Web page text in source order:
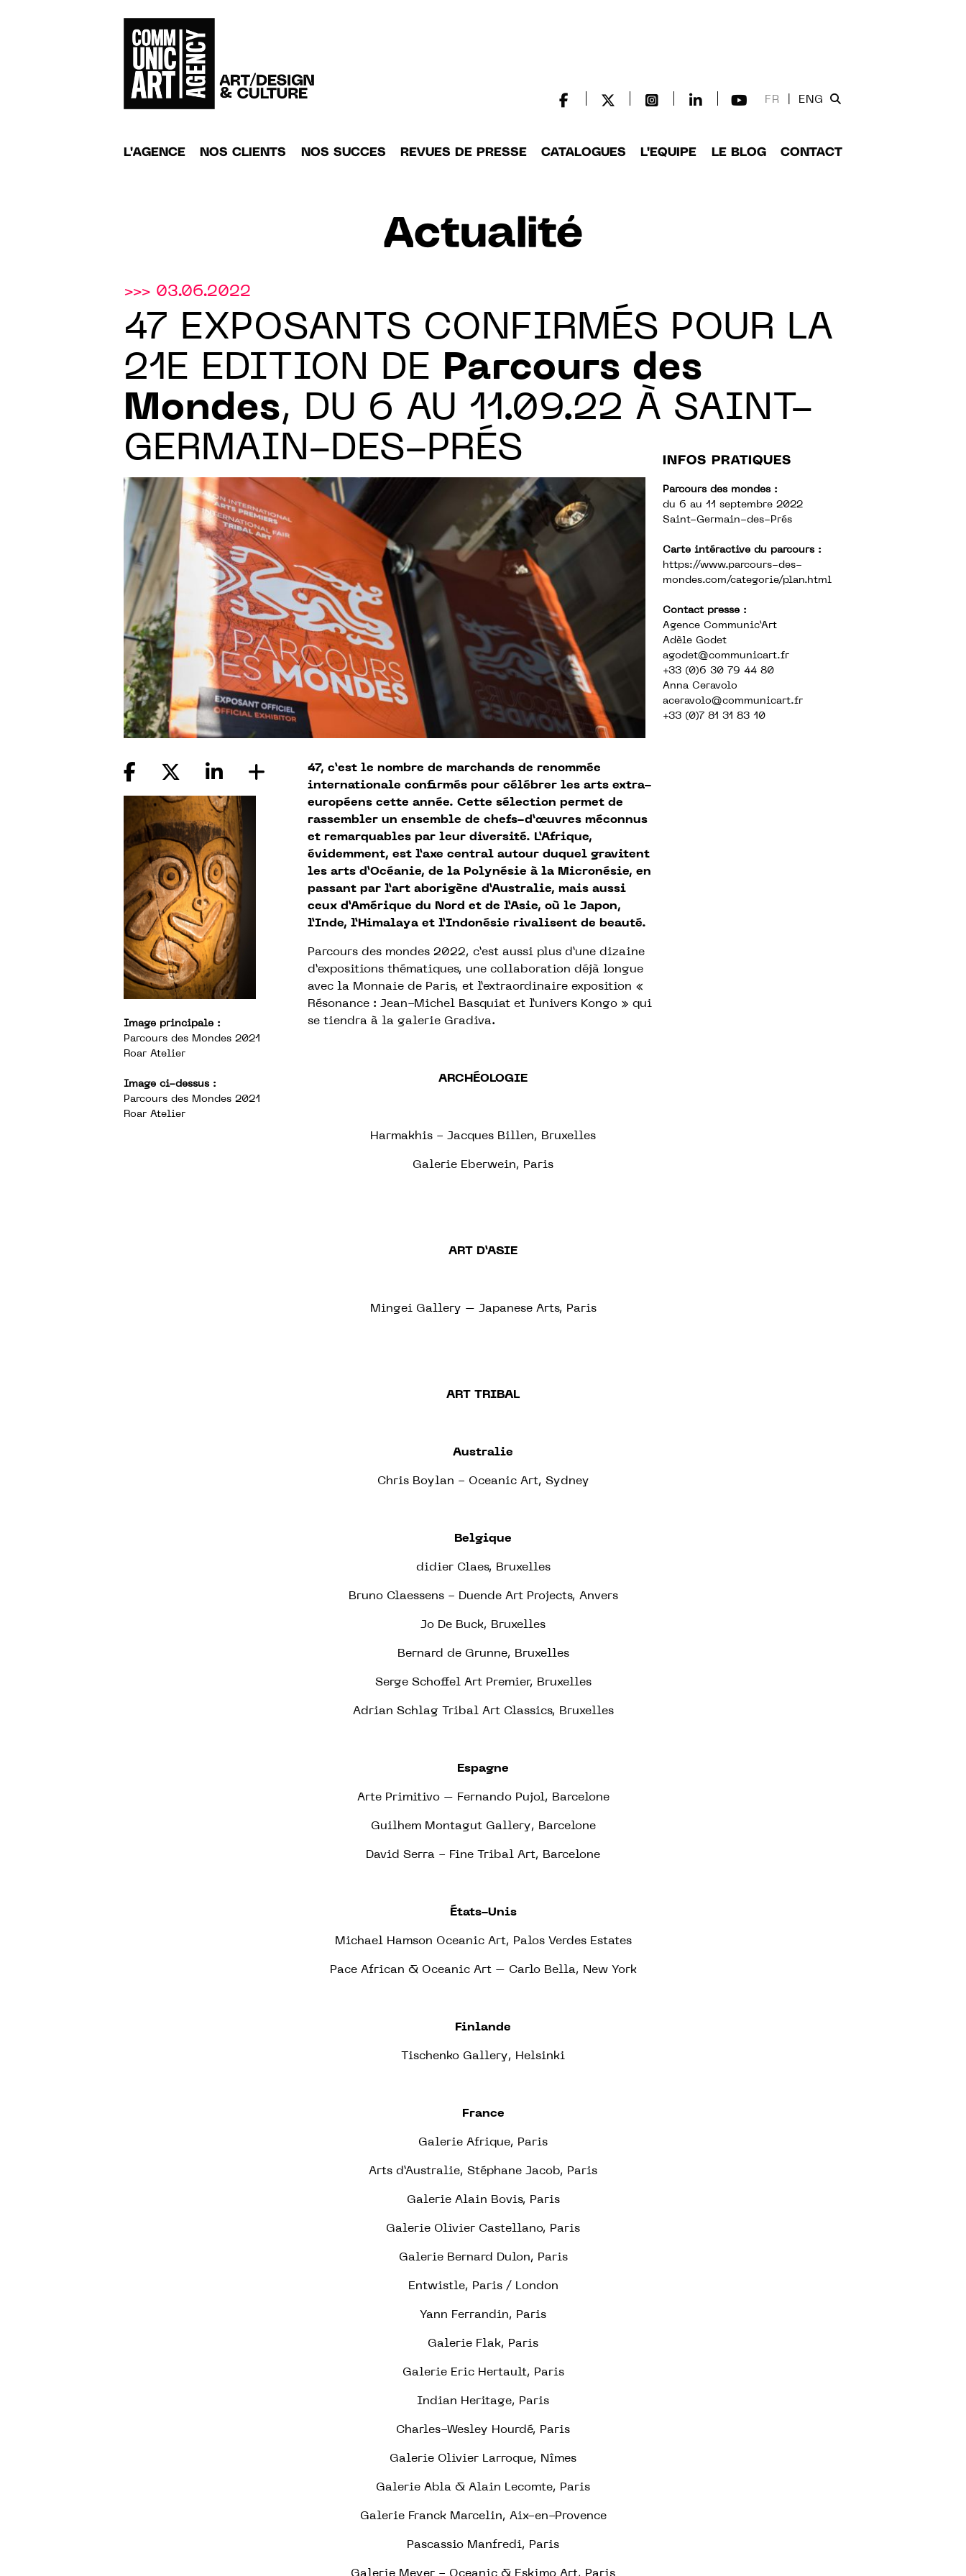
FR ENG
L'AGENCE NOS CLIENTS NOS SUCCES REVUES DE PRESSE CATALOGUES L'EQUIPE LE BLOG CONTACT
Actualité
>>> 03.06.2022
47 EXPOSANTS CONFIRMÉS POUR LA
21E EDITION DE Parcours des
Mondes, DU 6 AU 11.09.22 À SAINT-
GERMAIN-DES-PRÉS
INFOS PRATIQUES
Parcours des mondes :
du 6 au 11 septembre 2022
Saint-Germain-des-Prés
Carte intéractive du parcours :
https://www.parcours-des-
mondes.com/categorie/plan.html
Contact presse :
Agence Communic’Art
Adèle Godet
agodet@communicart.fr
+33 (0)6 30 79 44 80
Anna Ceravolo
aceravolo@communicart.fr
+33 (0)7 81 31 83 10
Image principale :
Parcours des Mondes 2021
Roar Atelier
Image ci-dessus :
Parcours des Mondes 2021
Roar Atelier
47, c’est le nombre de marchands de renommée
internationale confirmés pour célébrer les arts extra-
européens cette année. Cette sélection permet de
rassembler un ensemble de chefs-d’œuvres méconnus
et remarquables par leur diversité. L’Afrique,
évidemment, est l’axe central autour duquel gravitent
les arts d’Océanie, de la Polynésie à la Micronésie, en
passant par l’art aborigène d’Australie, mais aussi
ceux d’Amérique du Nord et de l’Asie, où le Japon,
l’Inde, l’Himalaya et l’Indonésie rivalisent de beauté.
Parcours des mondes 2022, c’est aussi plus d’une dizaine
d’expositions thématiques, une collaboration déjà longue
avec la Monnaie de Paris, et l’extraordinaire exposition «
Résonance : Jean-Michel Basquiat et l’univers Kongo » qui
se tiendra à la galerie Gradiva.
ARCHÉOLOGIE
Harmakhis - Jacques Billen, Bruxelles
Galerie Eberwein, Paris
ART D’ASIE
Mingei Gallery – Japanese Arts, Paris
ART TRIBAL
Australie
Chris Boylan - Oceanic Art, Sydney
Belgique
didier Claes, Bruxelles
Bruno Claessens - Duende Art Projects, Anvers
Jo De Buck, Bruxelles
Bernard de Grunne, Bruxelles
Serge Schoffel Art Premier, Bruxelles
Adrian Schlag Tribal Art Classics, Bruxelles
Espagne
Arte Primitivo – Fernando Pujol, Barcelone
Guilhem Montagut Gallery, Barcelone
David Serra - Fine Tribal Art, Barcelone
États-Unis
Michael Hamson Oceanic Art, Palos Verdes Estates
Pace African & Oceanic Art – Carlo Bella, New York
Finlande
Tischenko Gallery, Helsinki
France
Galerie Afrique, Paris
Arts d’Australie, Stéphane Jacob, Paris
Galerie Alain Bovis, Paris
Galerie Olivier Castellano, Paris
Galerie Bernard Dulon, Paris
Entwistle, Paris / London
Yann Ferrandin, Paris
Galerie Flak, Paris
Galerie Eric Hertault, Paris
Indian Heritage, Paris
Charles-Wesley Hourdé, Paris
Galerie Olivier Larroque, Nîmes
Galerie Abla & Alain Lecomte, Paris
Galerie Franck Marcelin, Aix-en-Provence
Pascassio Manfredi, Paris